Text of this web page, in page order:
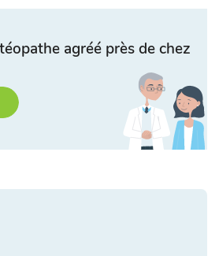
agréé près de chez